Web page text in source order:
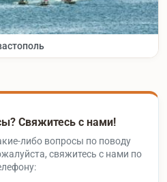
Свяжитесь с нами!
либо вопросы по поводу
свяжитесь с нами по